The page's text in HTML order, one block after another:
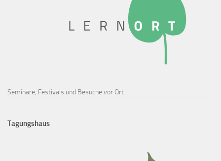
Seminare, Festivals und Besuche vor Ort.
Tagungshaus